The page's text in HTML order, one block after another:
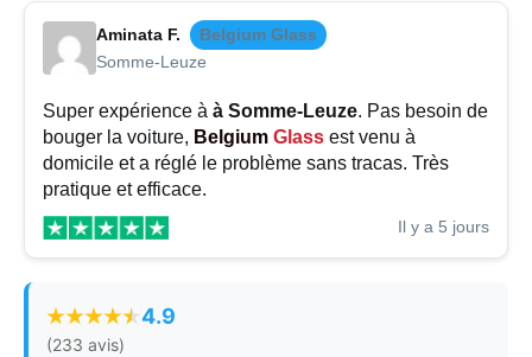
Aminata F.
Belgium Glass
Somme-Leuze
Super expérience à à Somme-Leuze. Pas besoin de
bouger la voiture, Belgium Glass est venu à
domicile et a réglé le problème sans tracas. Très
pratique et efficace.
Il y a 5 jours
4.9
(233 avis)